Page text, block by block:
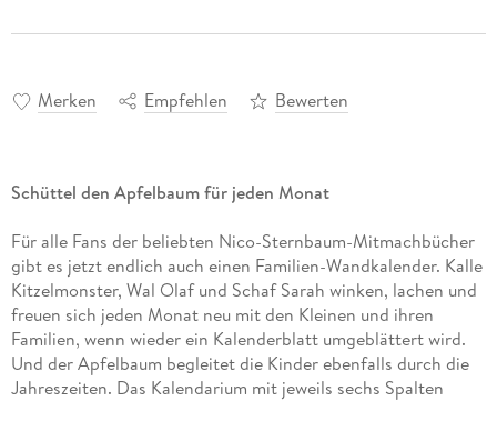
Merken Empfehlen Bewerten
Schüttel den Apfelbaum für jeden Monat
Für alle Fans der beliebten Nico-Sternbaum-Mitmachbücher
gibt es jetzt endlich auch einen Familien-Wandkalender. Kalle
Kitzelmonster, Wal Olaf und Schaf Sarah winken, lachen und
freuen sich jeden Monat neu mit den Kleinen und ihren
Familien, wenn wieder ein Kalenderblatt umgeblättert wird.
Und der Apfelbaum begleitet die Kinder ebenfalls durch die
Jahreszeiten. Das Kalendarium mit jeweils sechs Spalten